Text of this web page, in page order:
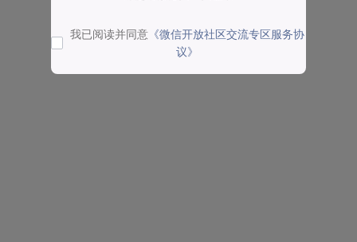
我已阅读并同意 《微信开放社区交流专区服务协
议》